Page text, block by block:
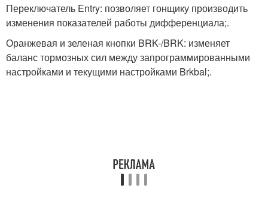
Переключатель Entry: позволяет гонщику производить
изменения показателей работы дифференциала;.
Оранжевая и зеленая кнопки BRK-/BRK: изменяет
баланс тормозных сил между запрограммированными
настройками и текущими настройками Brkbal;.